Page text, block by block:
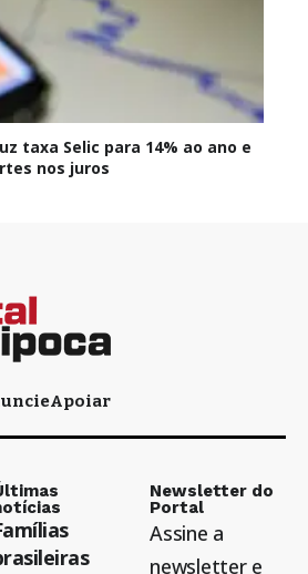
taxa Selic para 14% ao ano e
nos juros
Apoiar
Newsletter do
Portal
Assine a
newsletter e